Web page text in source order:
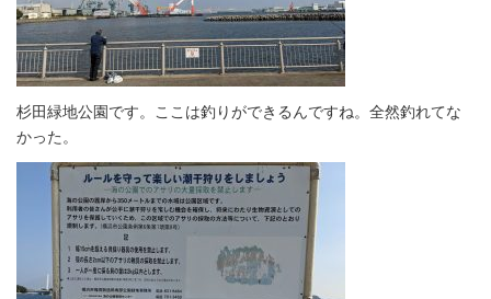
杉田緑地公園です。ここは釣りができるんですね。全然釣れてな
かった。